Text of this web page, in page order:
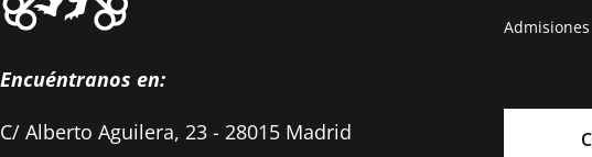
Encuéntranos en:
C/ Alberto Aguilera, 23 - 28015 Madrid
Admisiones